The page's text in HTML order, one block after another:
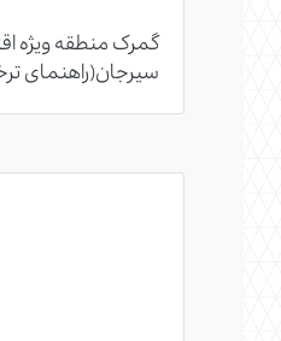
گمرک منطقه ویژه
سیرجان(راهنمای